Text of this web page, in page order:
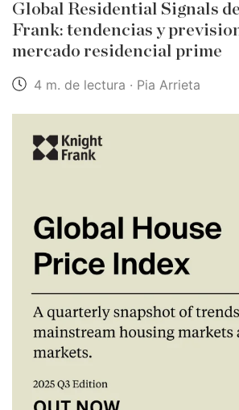
Global Residential Signals
Frank: tendencias y
mercado residencial prime
4 m. de lectura · Pia Arrieta